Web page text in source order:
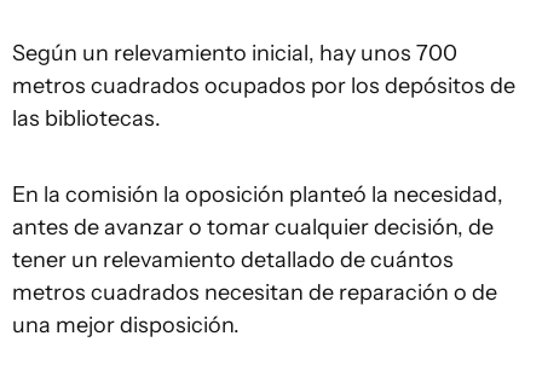
Según un relevamiento inicial, hay unos 700
metros cuadrados ocupados por los depósitos de
las bibliotecas.
En la comisión la oposición planteó la necesidad,
antes de avanzar o tomar cualquier decisión, de
tener un relevamiento detallado de cuántos
metros cuadrados necesitan de reparación o de
una mejor disposición.